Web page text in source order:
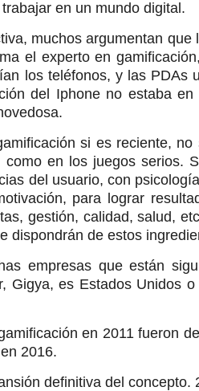
en un mundo digital.
muchos argumentan
el experto en
los teléfonos, y las PDAs
del Iphone no estaba
si es reciente,
en los juegos serios.
del usuario, con
para lograr
gestión, calidad, salud,
dispondrán de estos
empresas que están
Gigya, es Estados Unidos
en 2011 fueron
2016.
definitiva del